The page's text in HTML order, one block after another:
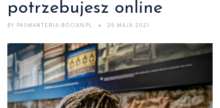
potrzebujesz online
BY PASMANTERIA-BOCIAN.PL 25 MAJA 2021